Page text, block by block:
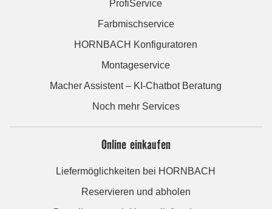
ProfiService
Farbmischservice
HORNBACH Konfiguratoren
Montageservice
Macher Assistent – KI-Chatbot Beratung
Noch mehr Services
Online einkaufen
Liefermöglichkeiten bei HORNBACH
Reservieren und abholen